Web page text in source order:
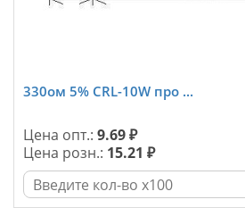
330ом 5% CRL-10W про ...
Цена опт.: 9.69 ₽
Цена розн.: 15.21 ₽